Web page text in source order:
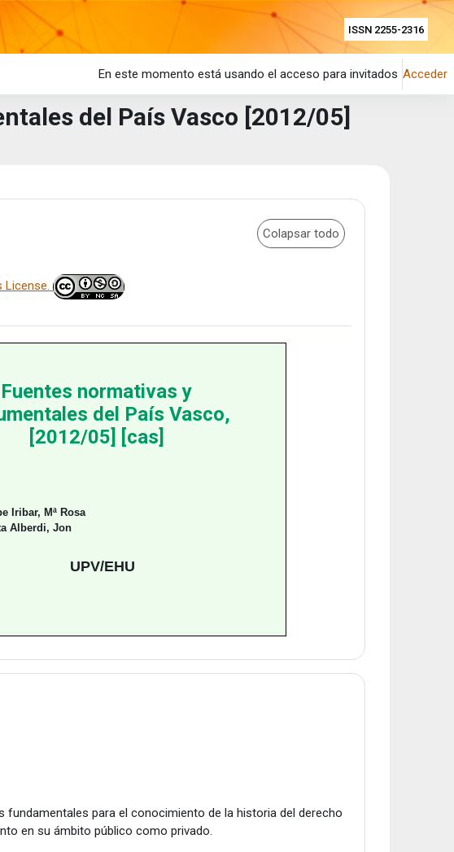
ISSN 2255-2316
En este momento está usando el acceso para invitados Acceder
del País Vasco [2012/05]
Colapsar todo
License.
Fuentes normativas y
del País Vasco,
[2012/05] [cas]
Iribar, Mª Rosa
Alberdi, Jon
UPV/EHU
para el conocimiento de la historia del derecho
en su ámbito público como privado.